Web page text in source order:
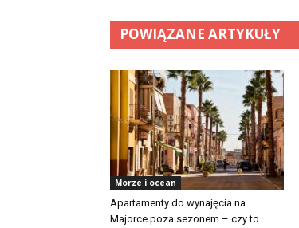
POWIĄZANE ARTYKUŁY
Morze i ocean
Apartamenty do wynajęcia na
Majorce poza sezonem – czy to